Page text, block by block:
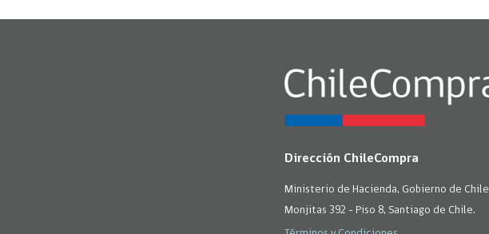
Dirección ChileCompra
Ministerio de Hacienda, Gobierno de Chile
Monjitas 392 - Piso 8, Santiago de Chile.